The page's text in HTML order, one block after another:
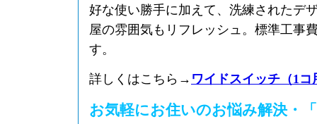
好な使い勝手に加えて、洗練されたデ
屋の雰囲気もリフレッシュ。標準工事
す。
詳しくはこちら→ ワイドスイッチ（1コ
お気軽にお住いのお悩み解決・